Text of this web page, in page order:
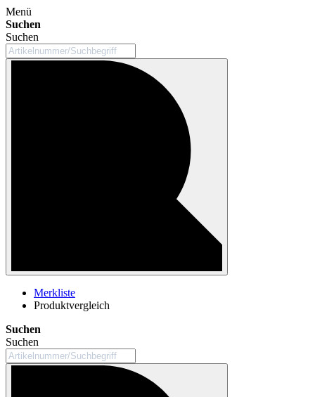
Menü
Suchen
Suchen
Merkliste
Produktvergleich
Suchen
Suchen